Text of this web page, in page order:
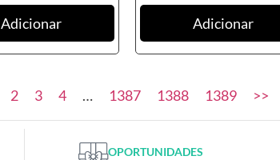
Adicionar Adicionar
2 3 4 … 1387 1388 1389 >>
OPORTUNIDADES